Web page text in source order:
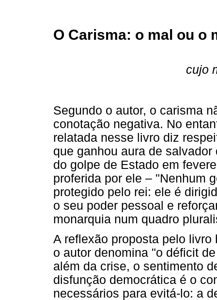
O Carisma: o mal ou o
cujo
Segundo o autor, o carisma
conotação negativa. No
relatada nesse livro diz
que ganhou aura de
do golpe de Estado em
proferida por ele – "Nenhum
protegido pelo rei: ele é
o seu poder pessoal e
monarquia num quadro
A reflexão proposta pelo
o autor denomina "o déficit
além da crise, o sentimento
disfunção democrática é o
necessários para evitá-lo: a